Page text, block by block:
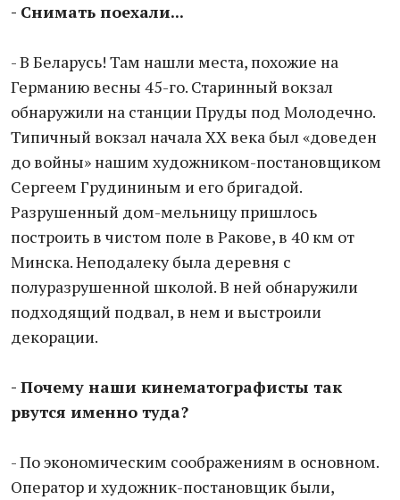
- Снимать поехали...
- В Беларусь! Там нашли места, похожие на
Германию весны 45-го. Старинный вокзал
обнаружили на станции Пруды под Молодечно.
Типичный вокзал начала XX века был «доведен
до войны» нашим художником-постановщиком
Сергеем Грудининым и его бригадой.
Разрушенный дом-мельницу пришлось
построить в чистом поле в Ракове, в 40 км от
Минска. Неподалеку была деревня с
полуразрушенной школой. В ней обнаружили
подходящий подвал, в нем и выстроили
декорации.
- Почему наши кинематографисты так
рвутся именно туда?
- По экономическим соображениям в основном.
Оператор и художник-постановщик были,